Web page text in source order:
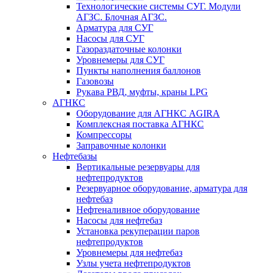
Технологические системы СУГ. Модули
АГЗС. Блочная АГЗС.
Арматура для СУГ
Насосы для СУГ
Газораздаточные колонки
Уровнемеры для СУГ
Пункты наполнения баллонов
Газовозы
Рукава РВД, муфты, краны LPG
АГНКС
Оборудование для АГНКС AGIRA
Комплексная поставка АГНКС
Компрессоры
Заправочные колонки
Нефтебазы
Вертикальные резервуары для
нефтепродуктов
Резервуарное оборудование, арматура для
нефтебаз
Нефтеналивное оборудование
Насосы для нефтебаз
Установка рекуперации паров
нефтепродуктов
Уровнемеры для нефтебаз
Узлы учета нефтепродуктов